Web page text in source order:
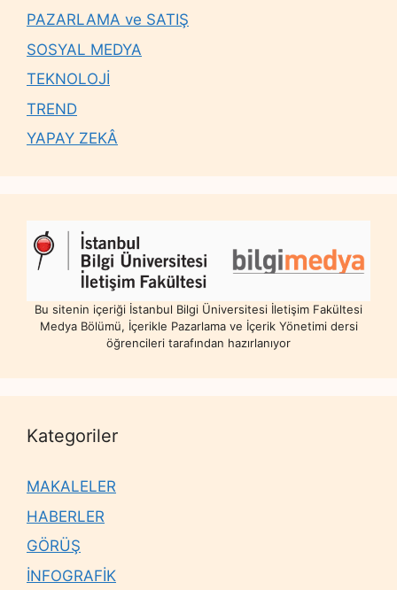
PAZARLAMA ve SATIŞ
SOSYAL MEDYA
TEKNOLOJİ
TREND
YAPAY ZEKÂ
Bu sitenin içeriği İstanbul Bilgi Üniversitesi İletişim Fakültesi
Medya Bölümü, İçerikle Pazarlama ve İçerik Yönetimi dersi
öğrencileri tarafından hazırlanıyor
Kategoriler
MAKALELER
HABERLER
GÖRÜŞ
İNFOGRAFİK